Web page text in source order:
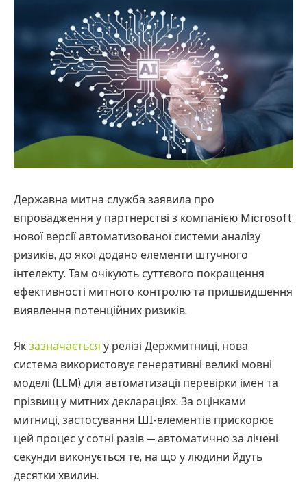
Державна митна служба заявила про
впровадження у партнерстві з компанією Microsoft
нової версії автоматизованої системи аналізу
ризиків, до якої додано елементи штучного
інтелекту. Там очікують суттєвого покращення
ефективності митного контролю та пришвидшення
виявлення потенційних ризиків.
Як зазначається у релізі Держмитниці, нова
система використовує генеративні великі мовні
моделі (LLM) для автоматизації перевірки імен та
прізвищ у митних деклараціях. За оцінками
митниці, застосування ШІ-елементів прискорює
цей процес у сотні разів — автоматично за лічені
секунди виконується те, на що у людини йдуть
десятки хвилин.